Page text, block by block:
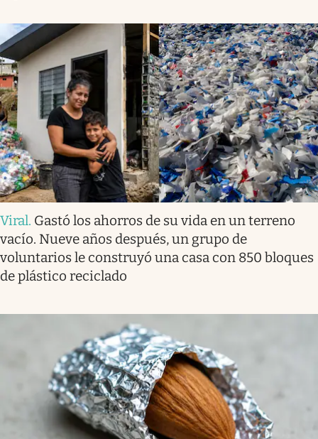
Viral. Gastó los ahorros de su vida en un terreno
vacío. Nueve años después, un grupo de
voluntarios le construyó una casa con 850 bloques
de plástico reciclado